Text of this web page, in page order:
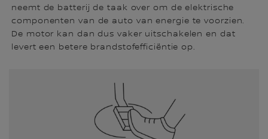
neemt de batterij de taak over om de elektrische
componenten van de auto van energie te voorzien.
De motor kan dan dus vaker uitschakelen en dat
levert een betere brandstofefficiëntie op.